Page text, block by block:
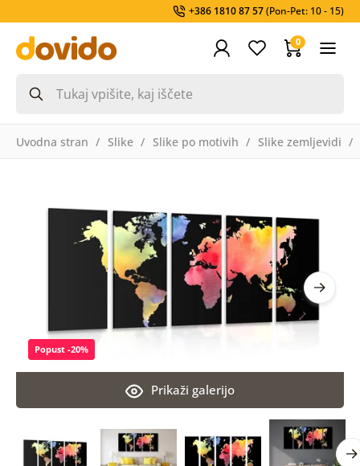
+386 1810 87 57(Pon-Pet: 10 - 15)
0
Uvodna stran Slike Slike po motivih Slike zemljevidi
Prikaži galerijo
Popust -20%